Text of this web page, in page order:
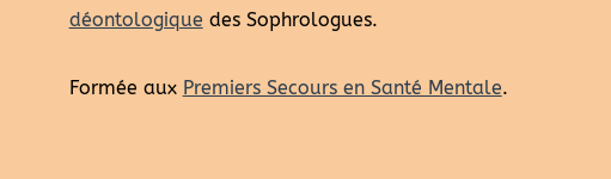
déontologique des Sophrologues.
Formée aux Premiers Secours en Santé Mentale.